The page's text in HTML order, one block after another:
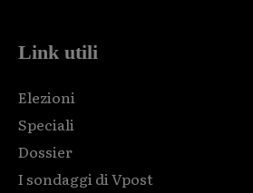
Link utili
Elezioni
Speciali
Dossier
I sondaggi di Vpost